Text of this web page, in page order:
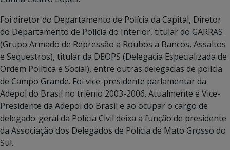
Foi diretor do Departamento de Polícia da Capital, Diretor
do Departamento de Polícia do Interior, titular do GARRAS
(Grupo Armado de Repressão a Roubos a Bancos, Assaltos
e Sequestros), titular da DEOPS (Delegacia Especializada de
Ordem Política e Social), entre outras delegacias de polícia
de Campo Grande. Foi vice-presidente parlamentar da
Adepol do Brasil no triênio 2003-2006. Atualmente é Vice-
Presidente da Adepol do Brasil e ao ocupar o cargo de
delegado-geral da Polícia Civil deixa a função de presidente
da Associação dos Delegados de Polícia de Mato Grosso do
Sul.